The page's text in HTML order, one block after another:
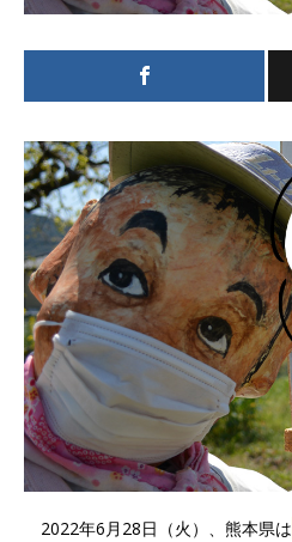
2022年6月28日（火）、熊本県は